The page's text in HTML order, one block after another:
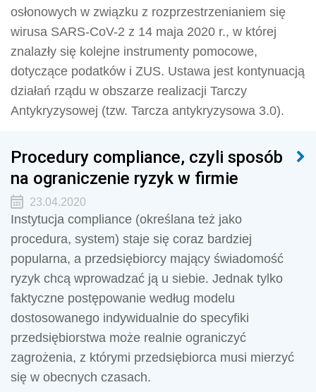
osłonowych w związku z rozprzestrzenianiem się
wirusa SARS-CoV-2 z 14 maja 2020 r., w której
znalazły się kolejne instrumenty pomocowe,
dotyczące podatków i ZUS. Ustawa jest kontynuacją
działań rządu w obszarze realizacji Tarczy
Antykryzysowej (tzw. Tarcza antykryzysowa 3.0).
Procedury compliance, czyli sposób
na ograniczenie ryzyk w firmie
23.04.2020
Instytucja compliance (określana też jako
procedura, system) staje się coraz bardziej
popularna, a przedsiębiorcy mający świadomość
ryzyk chcą wprowadzać ją u siebie. Jednak tylko
faktyczne postępowanie według modelu
dostosowanego indywidualnie do specyfiki
przedsiębiorstwa może realnie ograniczyć
zagrożenia, z którymi przedsiębiorca musi mierzyć
się w obecnych czasach.